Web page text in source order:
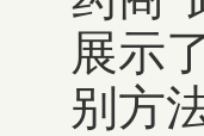
展示
别方